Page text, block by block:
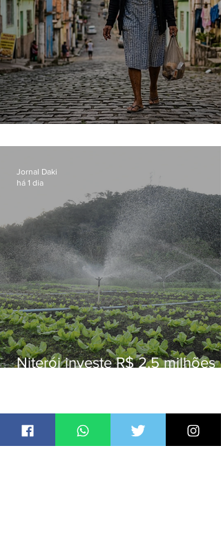
Niterói investe R$ 2,5 milhões
Jornal Daki
há 1 dia